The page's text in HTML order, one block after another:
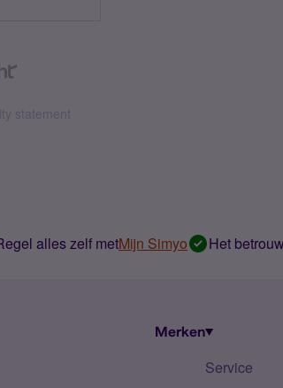
statement
alles zelf metMijn Simyo Het
Merken
Service